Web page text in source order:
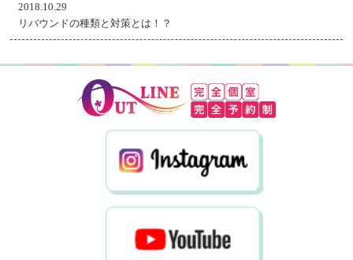
2018.10.29
リバウンドの種類と対策とは！？